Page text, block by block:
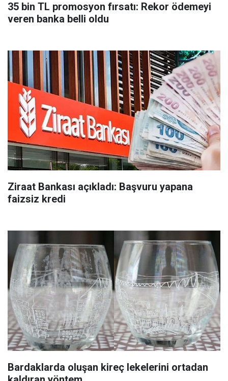
35 bin TL promosyon fırsatı: Rekor ödemeyi
veren banka belli oldu
Ziraat Bankası açıkladı: Başvuru yapana
faizsiz kredi
Bardaklarda oluşan kireç lekelerini ortadan